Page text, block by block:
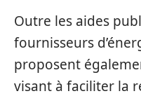
Outre les aides
fournisseurs
proposent
visant à faciliter la